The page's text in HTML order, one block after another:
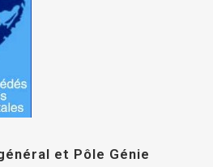
et Pôle Génie